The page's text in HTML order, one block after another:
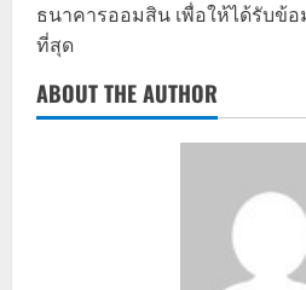
ธนาคารออมสิน เพื่อให้ได้รับข้
ที่สุด
ABOUT THE AUTHOR